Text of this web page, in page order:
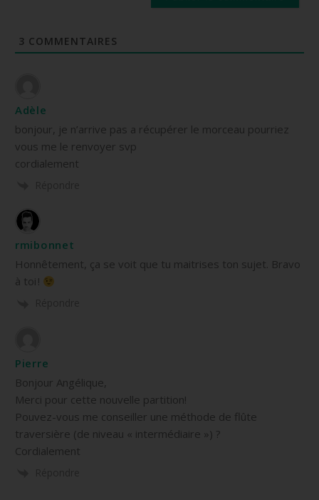
3 COMMENTAIRES
Adèle
bonjour, je n’arrive pas a récupérer le morceau pourriez
vous me le renvoyer svp
cordialement
rmibonnet
Honnêtement, ça se voit que tu maitrises ton sujet. Bravo
à toi !
Pierre
Bonjour Angélique,
Merci pour cette nouvelle partition!
Pouvez-vous me conseiller une méthode de flûte
traversière (de niveau « intermédiaire ») ?
Cordialement